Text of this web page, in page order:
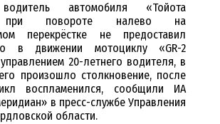
автомобиля «Тойота
при повороте налево на
перекрёстке не предоставил
в движении мотоциклу «GR-2
20-летнего водителя, в
произошло столкновение, после
воспламенился, сообщили ИА
в пресс-службе Управления
области.